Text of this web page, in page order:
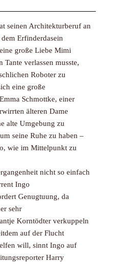
seinen Architekturberuf an
Erfinderdasein
große Liebe Mimi
verlassen musste,
Roboter zu
eine große
Schmottke, einer
älteren Dame
alte Umgebung zu
seine Ruhe zu haben –
wie im Mittelpunkt zu
nicht so einfach
Ingo
Genugtuung, da
sehr
Korntödter verkuppeln
auf der Flucht
will, sinnt Ingo auf
Harry